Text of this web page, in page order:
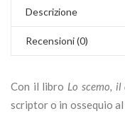
Descrizione
Recensioni (0)
Con il libro Lo scemo, il
scriptor o in ossequio